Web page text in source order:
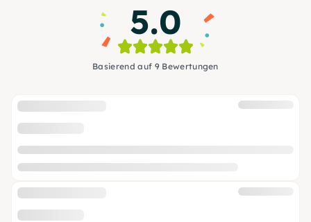
5.0
Basierend auf 9 Bewertungen